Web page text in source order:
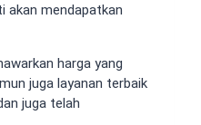
akan mendapatkan
harga yang
juga layanan terbaik
juga telah